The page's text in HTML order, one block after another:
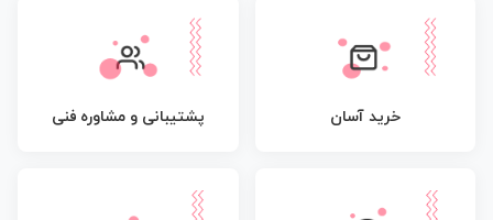
خرید آسان پشتیبانی و مشاوره فنی